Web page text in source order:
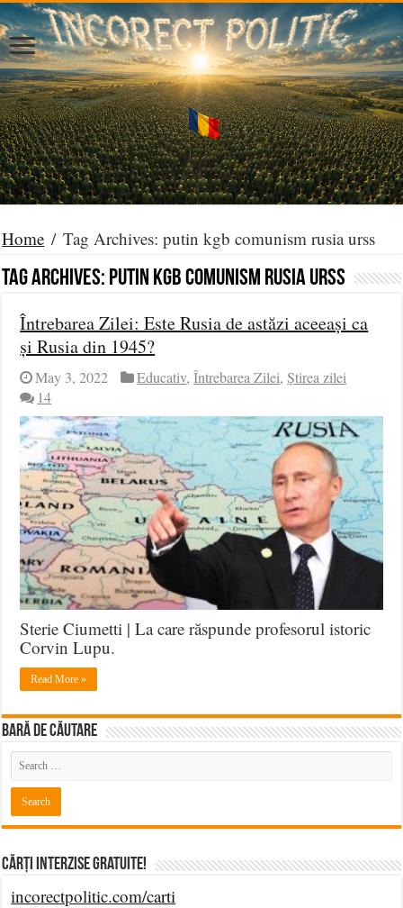
Home / Tag Archives: putin kgb comunism rusia urss
Tag Archives: putin kgb comunism rusia urss
Întrebarea Zilei: Este Rusia de astăzi aceeași ca
și Rusia din 1945?
May 3, 2022 Educativ,Întrebarea Zilei,Știrea zilei
14
Sterie Ciumetti | La care răspunde profesorul istoric
Corvin Lupu.
Read More »
BARĂ DE CĂUTARE
Cărți Interzise Gratuite!
incorectpolitic.com/carti